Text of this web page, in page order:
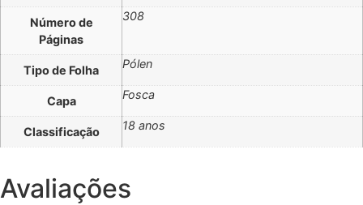
Número de
Páginas
308
Tipo de Folha Pólen
Capa Fosca
Classificação 18 anos
Avaliações